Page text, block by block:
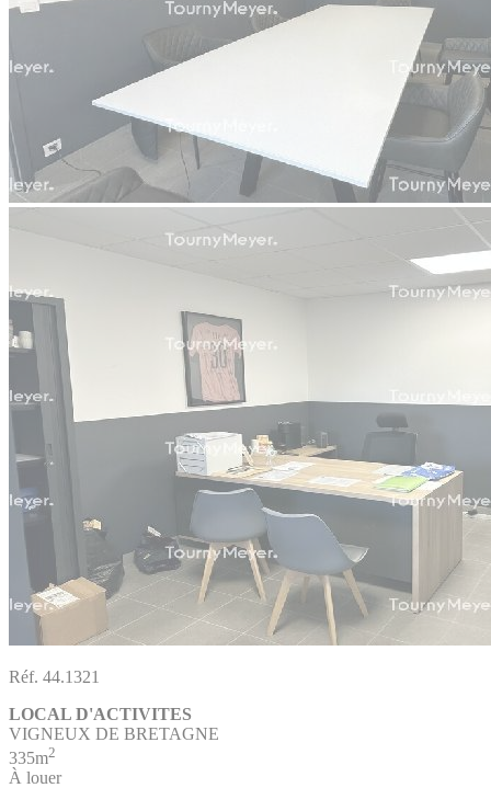
Réf. 44.1321
LOCAL D'ACTIVITES
VIGNEUX DE BRETAGNE
335m2
À louer